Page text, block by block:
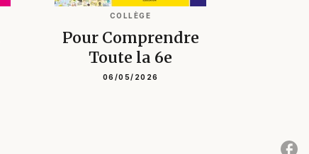
COLLÈGE
Pour Comprendre
Toute la 6e
06/05/2026